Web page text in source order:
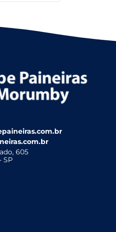
605
SP